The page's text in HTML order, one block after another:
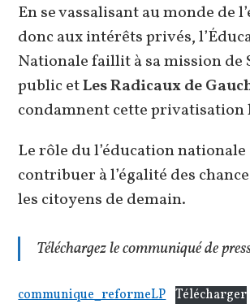
En se vassalisant au monde de
donc aux intérêts privés,
Nationale faillit à sa mission de
public etLes Radicaux de
condamnent cette privatisation
Le rôle du l’éducation nationale
contribuer à l’égalité des
les citoyens de demain.
Téléchargez le communiqué de
communique_reformeLP Télécharger